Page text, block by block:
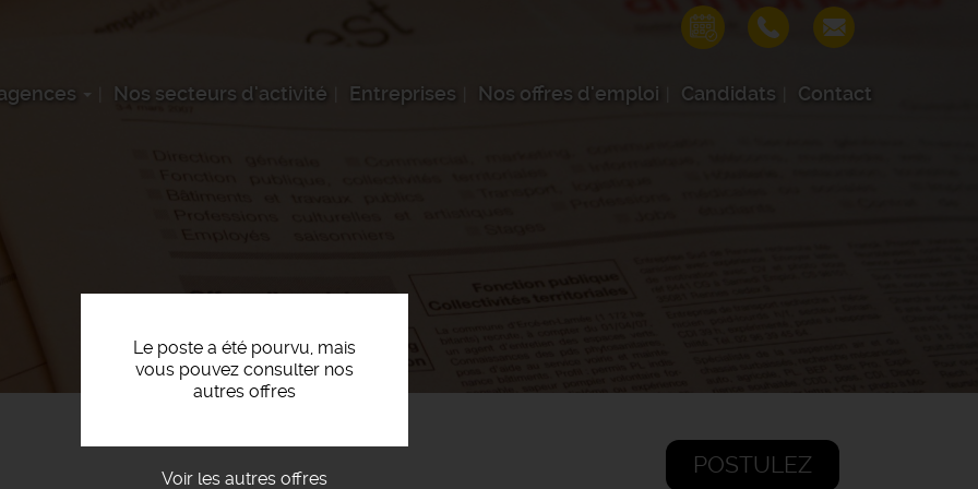
Nos secteurs d'activité Entreprises Nos offres d'emploi Candidats Contact
Le poste a été pourvu, mais
vous pouvez consulter nos
autres offres
Voir les autres offres
POSTULEZ